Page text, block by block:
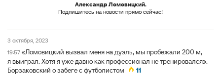
Александр Ломовицкий.
Подпишитесь на новости прямо сейчас!
3 октября, 2023
19:57 «Ломовицкий вызвал меня на дуэль, мы пробежали 200 м,
я выиграл. Хотя я уже давно как профессионал не тренировался».
Борзаковский о забеге с футболистом
11